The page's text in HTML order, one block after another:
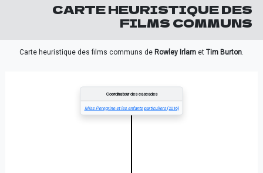
CARTE HEURISTIQUE DES
FILMS COMMUNS
Carte heuristique des films communs de Rowley Irlam et Tim Burton.
Coordinateur des cascades
Miss Peregrine et les enfants particuliers(2016)